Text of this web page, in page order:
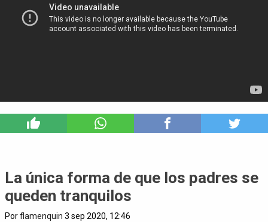
La única forma de que los padres se
queden tranquilos
Porflamenquin 3 sep 2020, 12:46